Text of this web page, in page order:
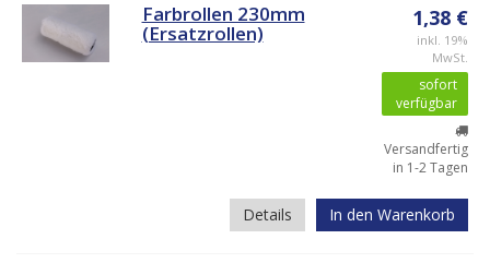
Farbrollen 230mm
(Ersatzrollen)
1,38 €
inkl. 19%
MwSt.
sofort
verfügbar
Versandfertig
in 1-2 Tagen
Details In den Warenkorb